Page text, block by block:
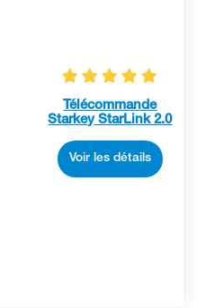
Télécommande
Starkey StarLink 2.0
Voir les détails